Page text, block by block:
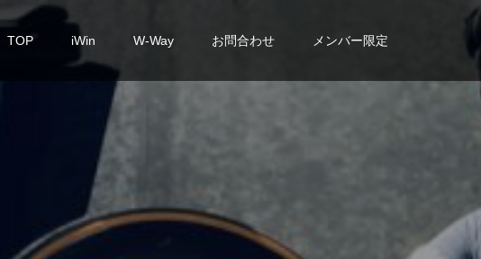
TOP iWin W-Way お問合わせ メンバー限定